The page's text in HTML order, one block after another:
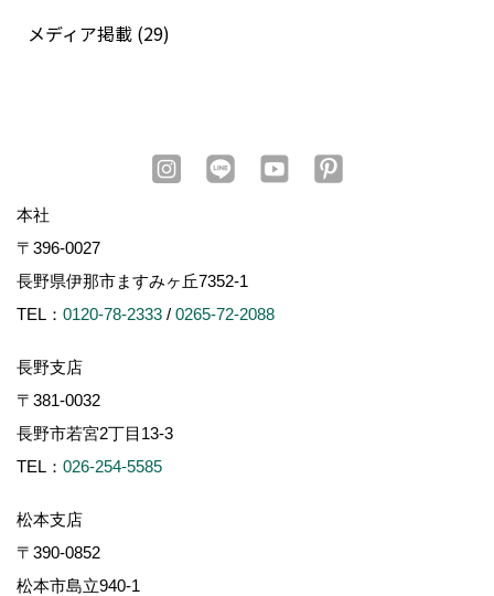
メディア掲載 (29)
本社
〒396-0027
長野県伊那市ますみヶ丘7352-1
TEL： 0120-78-2333 / 0265-72-2088
長野支店
〒381-0032
長野市若宮2丁目13-3
TEL： 026-254-5585
松本支店
〒390-0852
松本市島立940-1